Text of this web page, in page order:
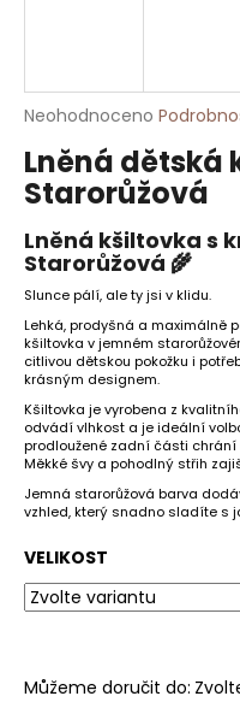
Průměrné
produktu
je
0,0
z
5
hvězdiček.
Neohodnoceno
Lněná dětská
Starorůžová
Lněná kšiltovka s
Starorůžová 🌾
Slunce pálí, ale ty jsi v klidu.
Lehká, prodyšná a maximálně
kšiltovka v jemném
citlivou dětskou pokožku i
krásným designem.
Kšiltovka je vyrobena z
odvádí vlhkost a je ideální
prodloužené zadní části chrání
Měkké švy a pohodlný střih
Jemná starorůžová barva
vzhled, který snadno sladíte s
VELIKOST
Můžeme doručit do:
D
o
o
r
u
č
u
j
e
m
e
DÁMSKÉ
MERINO
TRIKO
-
NA
090